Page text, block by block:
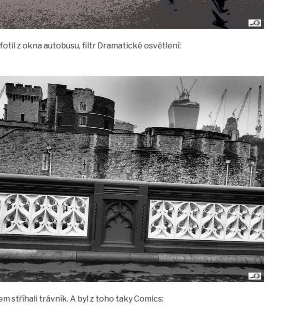
z okna autobusu, filtr Dramatické osvětlení:
stříhali trávník. A byl z toho taky Comics: